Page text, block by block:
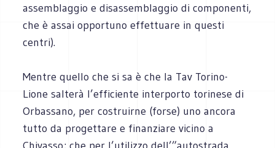
assemblaggio e disassemblaggio di componenti,
che è assai opportuno effettuare in questi
centri).
Mentre quello che si sa è che la Tav Torino-
Lione salterà l’efficiente interporto torinese di
Orbassano, per costruirne (forse) uno ancora
tutto da progettare e finanziare vicino a